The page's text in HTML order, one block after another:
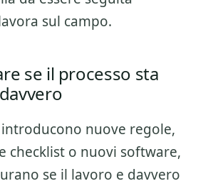
sul campo.
se il processo sta
nuove regole,
checklist o nuovi software,
se il lavoro e davvero